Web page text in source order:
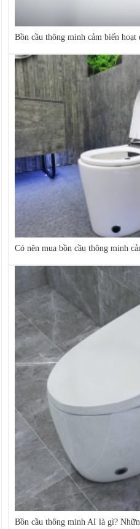
Bồn cầu thông minh cảm biến hoạt
Có nên mua bồn cầu thông minh
Bồn cầu thông minh AI là gì?